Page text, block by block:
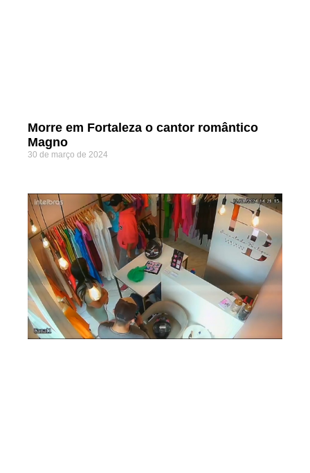
Morre em Fortaleza o cantor romântico
Magno
30 de março de 2024